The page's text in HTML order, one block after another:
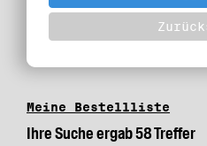
Meine Bestellliste
Ihre Suche ergab 58 Treffer